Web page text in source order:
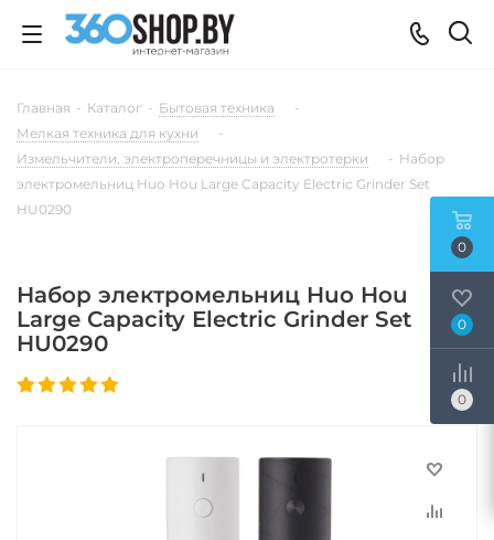
Главная - Каталог - Бытовая техника
-
Мелкая техника для кухни
-
Измельчители, электроперечницы и электротерки
- Набор
электромельниц Huo Hou Large Capacity Electric Grinder Set
HU0290
Набор электромельниц Huo Hou
Large Capacity Electric Grinder Set
HU0290
0
0
0